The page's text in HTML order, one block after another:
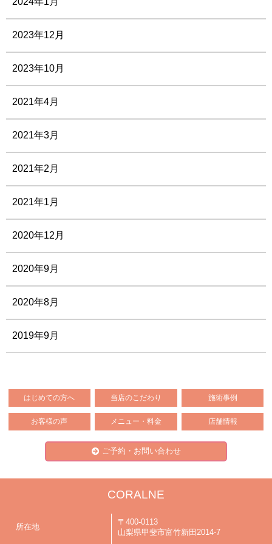
2023年12月
2023年10月
2021年4月
2021年3月
2021年2月
2021年1月
2020年12月
2020年9月
2020年8月
2019年9月
はじめての方へ 当店のこだわり 施術事例
お客様の声 メニュー・料金 店舗情報
ご予約・お問い合わせ
CORALNE
所在地
〒400-0113
山梨県甲斐市富竹新田2014-7